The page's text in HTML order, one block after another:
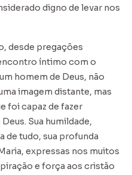
digno de levar nos
desde pregações
íntimo com o
homem de Deus, não
imagem distante, mas
foi capaz de fazer
Sua humildade,
de tudo, sua profunda
expressas nos muitos
e força aos cristão